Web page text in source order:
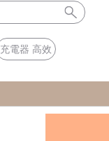
充電器 高效